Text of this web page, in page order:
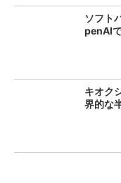
ソフト
penAI
キオク
界的な